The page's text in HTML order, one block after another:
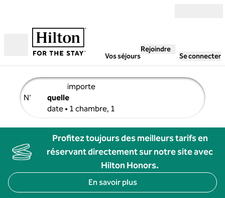
Ouverture Vos séjours
Rejoindre
Se connecter
N'
importe
quelle
date • 1 chambre, 1
adultemodifier les détails de la recherche, n'importe
Profitez toujours des meilleurs tarifs en
réservant directement sur notre site avec
Hilton Honors.
En savoir plus